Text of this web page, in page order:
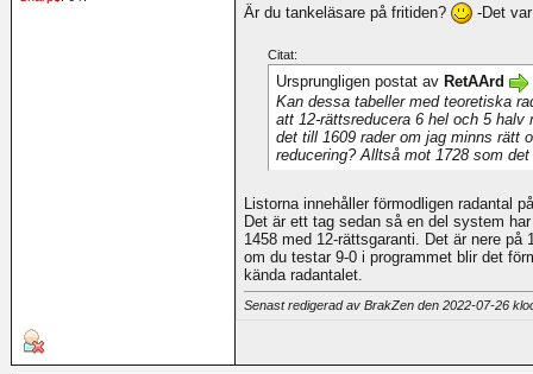
Är du tankeläsare på fritiden? -Det
Citat:
Ursprungligen postat av RetAArd
Kan dessa tabeller med teoretiska
att 12-rättsreducera 6 hel och 5
det till 1609 rader om jag minns rätt
reducering? Alltså mot 1728 som
Listorna innehåller förmodligen radantal
Det är ett tag sedan så en del system
1458 med 12-rättsgaranti. Det är nere på
om du testar 9-0 i programmet blir det
kända radantalet.
Senast redigerad av BrakZen den 2022-07-26